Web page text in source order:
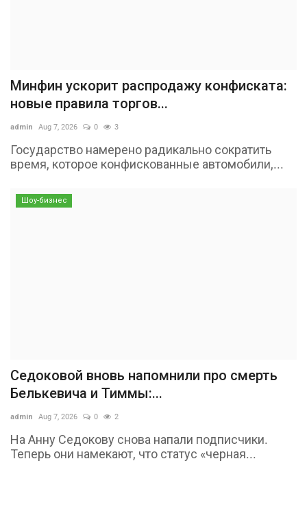
Минфин ускорит распродажу конфиската:
новые правила торгов...
admin Aug 7, 2026 0 3
Государство намерено радикально сократить
время, которое конфискованные автомобили,...
Шоу-бизнес
Седоковой вновь напомнили про смерть
Белькевича и Тиммы:...
admin Aug 7, 2026 0 2
На Анну Седокову снова напали подписчики.
Теперь они намекают, что статус «черная...